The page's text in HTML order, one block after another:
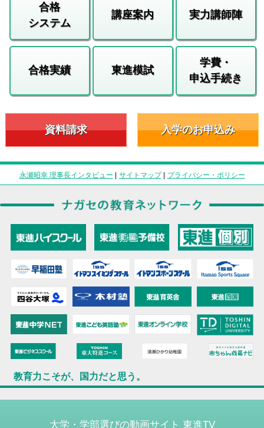
合格
システム
講座案内 実力講師陣
合格実績 東進模試
学費・
申込手続き
資料請求 入学のお申込み
永瀬昭幸 理事長インタビュー | サイトマップ| プライバシー・ポリシー
教育力こそが、国力だと思う。
大学・学部選びの動画サイト 東進TV